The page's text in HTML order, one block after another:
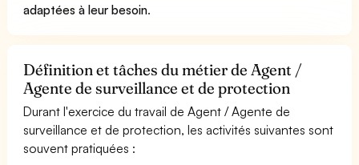
adaptées à leur besoin.
Définition et tâches du métier de Agent /
Agente de surveillance et de protection
Durant l'exercice du travail de Agent / Agente de
surveillance et de protection, les activités suivantes sont
souvent pratiquées :